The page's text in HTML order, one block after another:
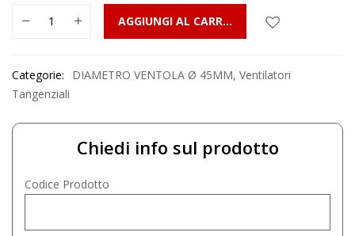
AGGIUNGI AL CARRELLO
Categorie: DIAMETRO VENTOLA Ø 45MM, Ventilatori
Tangenziali
Chiedi info sul prodotto
Codice Prodotto